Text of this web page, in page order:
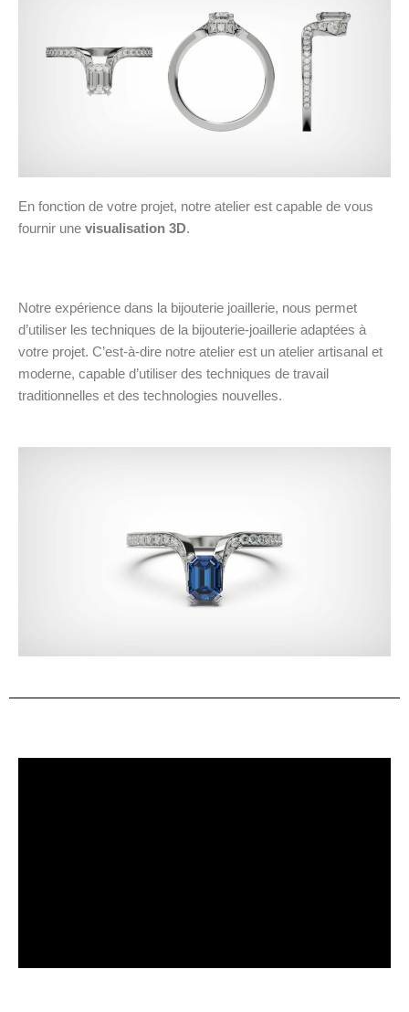
En fonction de votre projet, notre atelier est capable de vous
fournir une visualisation 3D.
Notre expérience dans la bijouterie joaillerie, nous permet
d’utiliser les techniques de la bijouterie-joaillerie adaptées à
votre projet. C’est-à-dire notre atelier est un atelier artisanal et
moderne, capable d’utiliser des techniques de travail
traditionnelles et des technologies nouvelles.